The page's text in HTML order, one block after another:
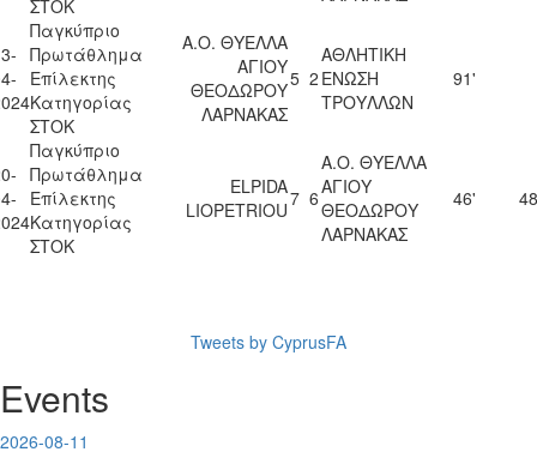
ΣΤΟΚ
Παγκύπριο
Πρωτάθλημα
Επίλεκτης
Κατηγορίας
ΣΤΟΚ
Α.Ο. ΘΥΕΛΛΑ
ΑΓΙΟΥ
ΘΕΟΔΩΡΟΥ
ΛΑΡΝΑΚΑΣ
5 2
ΑΘΛΗΤΙΚΗ
ΕΝΩΣΗ
ΤΡΟΥΛΛΩΝ
91'
Παγκύπριο
Πρωτάθλημα
Επίλεκτης
Κατηγορίας
ΣΤΟΚ
ELPIDA
LIOPETRIOU7 6
Α.Ο. ΘΥΕΛΛΑ
ΑΓΙΟΥ
ΘΕΟΔΩΡΟΥ
ΛΑΡΝΑΚΑΣ
46'
Tweets by CyprusFA
Events
2026-08-11